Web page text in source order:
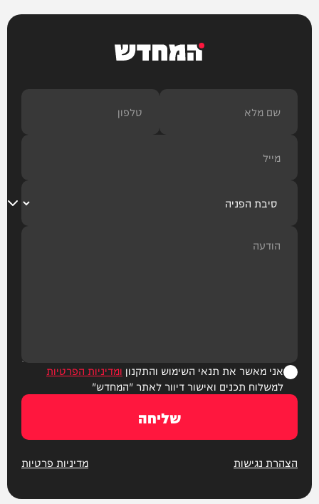
המחדש
אני מאשר את תנאי השימוש והתקנון ומדיניות הפרטיות
למשלוח תכנים ואישור דיוור לאתר "המחדש"
שליחה
הצהרת נגישות מדיניות פרטיות